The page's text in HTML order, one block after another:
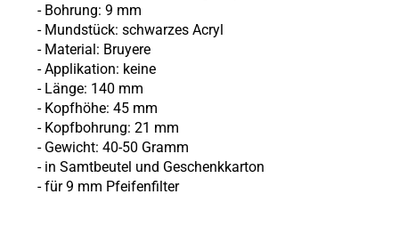
- Bohrung: 9 mm
- Mundstück: schwarzes Acryl
- Material: Bruyere
- Applikation: keine
- Länge: 140 mm
- Kopfhöhe: 45 mm
- Kopfbohrung: 21 mm
- Gewicht: 40-50 Gramm
- in Samtbeutel und Geschenkkarton
- für 9 mm Pfeifenfilter